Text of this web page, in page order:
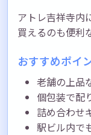
アトレ吉祥寺内
買えるのも便利
おすすめポイ
老舗の上品
個包装で配
詰め合わせ
駅ビル内で